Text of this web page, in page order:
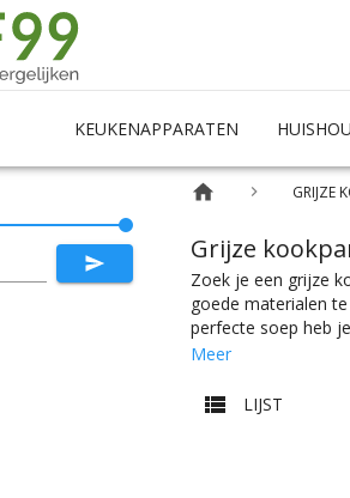
KEUKENAPPARATEN
GRIJZE
Grijze
Zoek je een grijze
goede materialen
perfecte soep heb
koken of pasta, je
beetje rijst in te
er wel wat wils. En
Meer
LIJST